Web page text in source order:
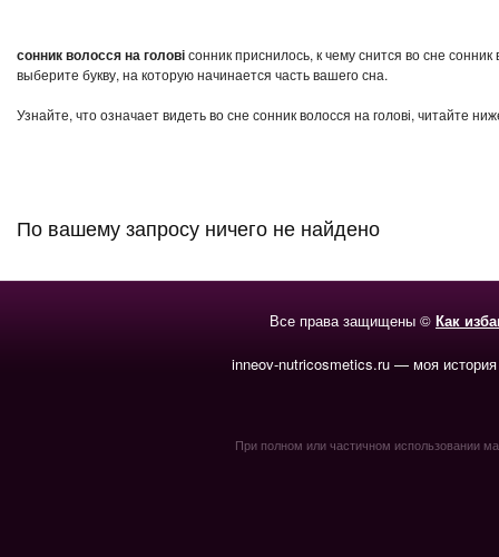
сонник волосся на головісонник приснилось, к чему снится во сне
выберите букву, на которую начинается часть вашего сна.
Узнайте, что означает видеть во сне сонник волосся на голові, читайте
По вашему запросу ничего не найдено
Все права защищены © Как
inneov-nutricosmetics.ru — моя
При полном или частичном использовании